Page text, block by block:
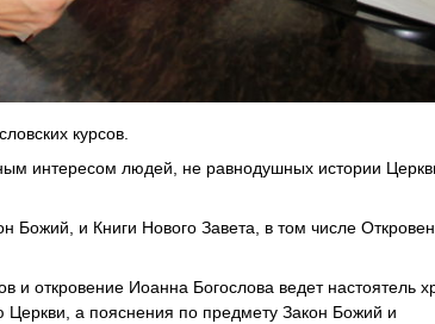
курсов.
интересом людей, не равнодушных истории
Божий, и Книги Нового Завета, в том числе
и откровение Иоанна Богослова ведет настоятель
а пояснения по предмету Закон Божий и